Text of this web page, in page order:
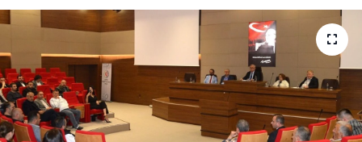
Boğazkale
Dodurga
İskilip
Kargı
Tüm Manşetler
Son Dakika Haberleri
Haber Arşivi